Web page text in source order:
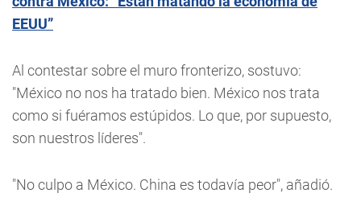
EEUU”
Al contestar sobre el muro fronterizo, sostuvo:
"México no nos ha tratado bien. México nos trata
como si fuéramos estúpidos. Lo que, por supuesto,
son nuestros líderes".
"No culpo a México. China es todavía peor", añadió.